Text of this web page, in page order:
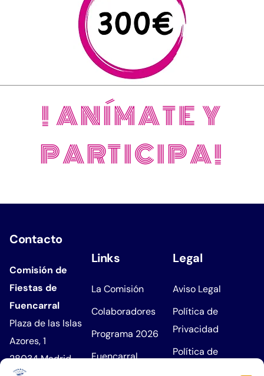
¡ ANÍMATE Y
PARTICIPA!
Contacto
Comisión de
Fiestas de
Fuencarral
Plaza de las Islas
Azores, 1
28034 Madrid
Links
La Comisión
Colaboradores
Programa 2026
Fuencarral
Legal
Aviso Legal
Política de
Privacidad
Política de